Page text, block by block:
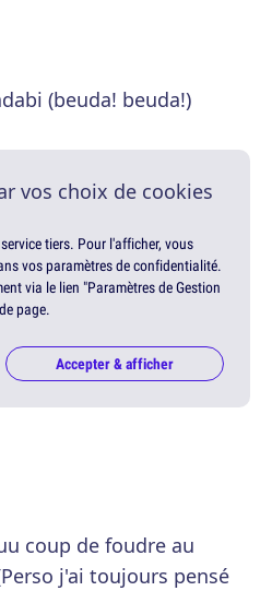
(beuda! beuda!)
vos choix de cookies
tiers. Pour l'afficher, vous
vos paramètres de confidentialité.
via le lien "Paramètres de Gestion
page.
Accepter & afficher
coup de foudre au
j'ai toujours pensé